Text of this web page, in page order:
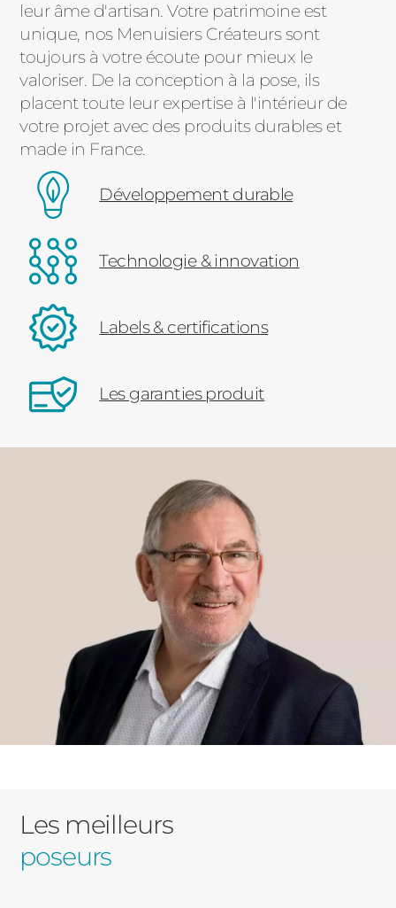
leur âme d'artisan. Votre patrimoine est
unique, nos Menuisiers Créateurs sont
toujours à votre écoute pour mieux le
valoriser. De la conception à la pose, ils
placent toute leur expertise à l'intérieur de
votre projet avec des produits durables et
made in France.
Développement durable
Technologie & innovation
Labels & certifications
Les garanties produit
Les meilleurs
poseurs